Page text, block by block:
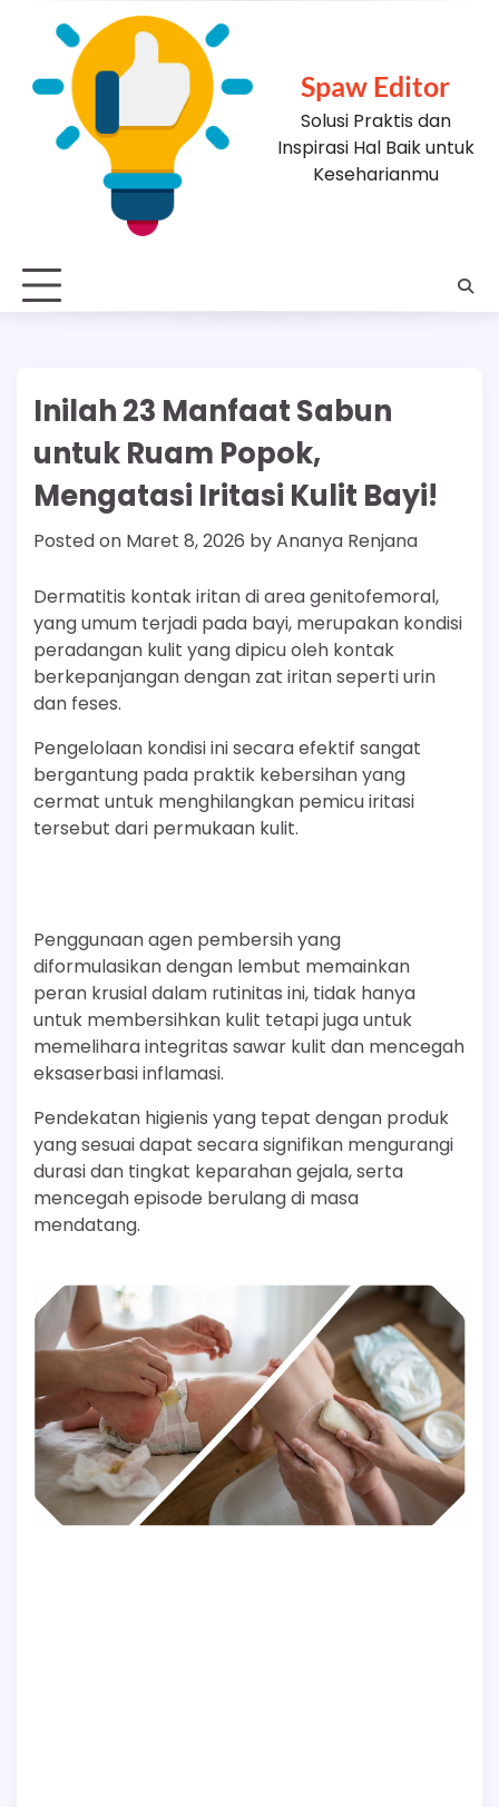
Spaw Editor
Solusi Praktis dan
Inspirasi Hal Baik untuk
Keseharianmu
Inilah 23 Manfaat Sabun
untuk Ruam Popok,
Mengatasi Iritasi Kulit Bayi!
Posted on Maret 8, 2026 byAnanya Renjana
Dermatitis kontak iritan di area genitofemoral,
yang umum terjadi pada bayi, merupakan kondisi
peradangan kulit yang dipicu oleh kontak
berkepanjangan dengan zat iritan seperti urin
dan feses.
Pengelolaan kondisi ini secara efektif sangat
bergantung pada praktik kebersihan yang
cermat untuk menghilangkan pemicu iritasi
tersebut dari permukaan kulit.
Penggunaan agen pembersih yang
diformulasikan dengan lembut memainkan
peran krusial dalam rutinitas ini, tidak hanya
untuk membersihkan kulit tetapi juga untuk
memelihara integritas sawar kulit dan mencegah
eksaserbasi inflamasi.
Pendekatan higienis yang tepat dengan produk
yang sesuai dapat secara signifikan mengurangi
durasi dan tingkat keparahan gejala, serta
mencegah episode berulang di masa
mendatang.